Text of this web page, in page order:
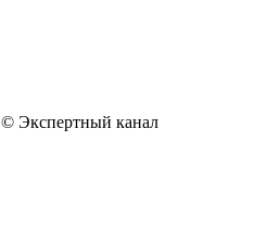
© Экспертный канал